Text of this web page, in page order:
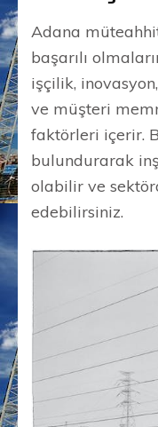
Adana
başarılı
işçilik,
ve müşteri
faktörleri içerir.
bulundurarak
olabilir ve
edebilirsiniz.